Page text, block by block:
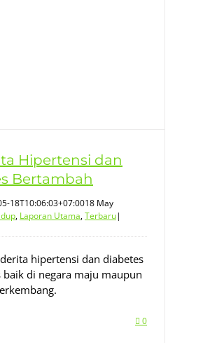
Hipertensi dan
Bertambah
18T10:06:03+07:0018 May
, Laporan Utama,Terbaru|
hipertensi dan diabetes
baik di negara maju maupun
0